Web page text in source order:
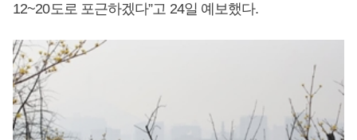
12~20도로 포근하겠다”고 24일 예보했다.